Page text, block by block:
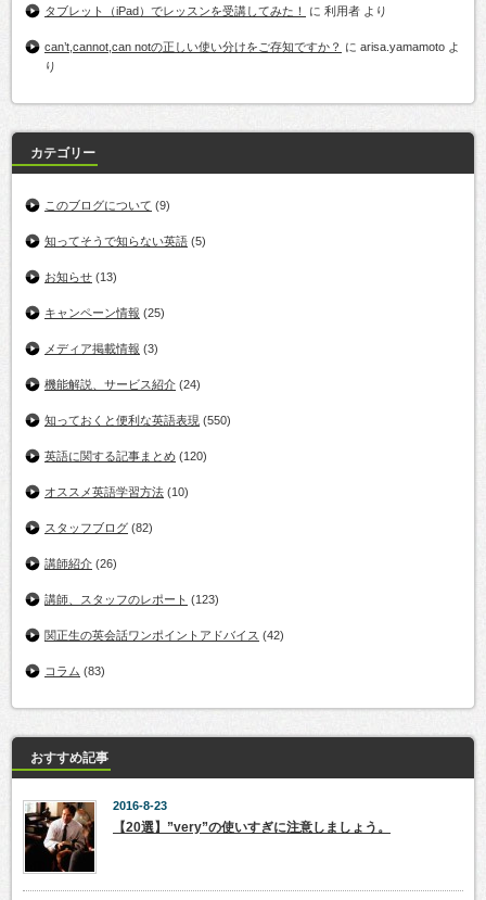
タブレット（iPad）でレッスンを受講してみた！ に 利用者 より
can’t,cannot,can notの正しい使い分けをご存知ですか？ に arisa.yamamoto よ
り
カテゴリー
このブログについて (9)
知ってそうで知らない英語 (5)
お知らせ (13)
キャンペーン情報 (25)
メディア掲載情報 (3)
機能解説、サービス紹介 (24)
知っておくと便利な英語表現 (550)
英語に関する記事まとめ (120)
オススメ英語学習方法 (10)
スタッフブログ (82)
講師紹介 (26)
講師、スタッフのレポート (123)
関正生の英会話ワンポイントアドバイス (42)
コラム (83)
おすすめ記事
2016-8-23
【20選】”very”の使いすぎに注意しましょう。